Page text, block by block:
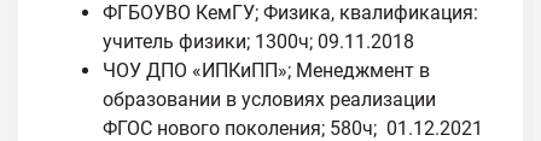
ФГБОУВО КемГУ; Физика, квалификация:
учитель физики; 1300ч; 09.11.2018
ЧОУ ДПО «ИПКиПП»; Менеджмент в
образовании в условиях реализации
ФГОС нового поколения; 580ч; 01.12.2021